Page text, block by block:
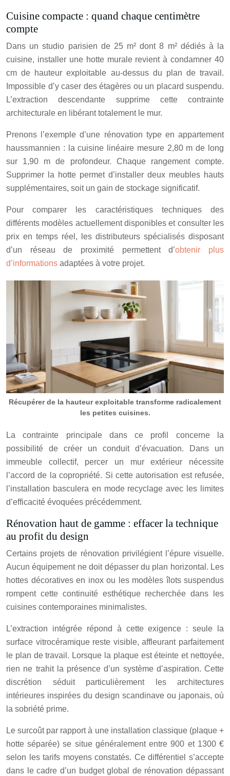
Cuisine compacte : quand chaque centimètre
compte
Dans un studio parisien de 25 m² dont 8 m² dédiés à la
cuisine, installer une hotte murale revient à condamner 40
cm de hauteur exploitable au-dessus du plan de travail.
Impossible d’y caser des étagères ou un placard suspendu.
L’extraction descendante supprime cette contrainte
architecturale en libérant totalement le mur.
Prenons l’exemple d’une rénovation type en appartement
haussmannien : la cuisine linéaire mesure 2,80 m de long
sur 1,90 m de profondeur. Chaque rangement compte.
Supprimer la hotte permet d’installer deux meubles hauts
supplémentaires, soit un gain de stockage significatif.
Pour comparer les caractéristiques techniques des
différents modèles actuellement disponibles et consulter les
prix en temps réel, les distributeurs spécialisés disposant
d’un réseau de proximité permettent d’obtenir plus
d’informations adaptées à votre projet.
Récupérer de la hauteur exploitable transforme radicalement
les petites cuisines.
La contrainte principale dans ce profil concerne la
possibilité de créer un conduit d’évacuation. Dans un
immeuble collectif, percer un mur extérieur nécessite
l’accord de la copropriété. Si cette autorisation est refusée,
l’installation basculera en mode recyclage avec les limites
d’efficacité évoquées précédemment.
Rénovation haut de gamme : effacer la technique
au profit du design
Certains projets de rénovation privilégient l’épure visuelle.
Aucun équipement ne doit dépasser du plan horizontal. Les
hottes décoratives en inox ou les modèles îlots suspendus
rompent cette continuité esthétique recherchée dans les
cuisines contemporaines minimalistes.
L’extraction intégrée répond à cette exigence : seule la
surface vitrocéramique reste visible, affleurant parfaitement
le plan de travail. Lorsque la plaque est éteinte et nettoyée,
rien ne trahit la présence d’un système d’aspiration. Cette
discrétion séduit particulièrement les architectures
intérieures inspirées du design scandinave ou japonais, où
la sobriété prime.
Le surcoût par rapport à une installation classique (plaque +
hotte séparée) se situe généralement entre 900 et 1300 €
selon les tarifs moyens constatés. Ce différentiel s’accepte
dans le cadre d’un budget global de rénovation dépassant